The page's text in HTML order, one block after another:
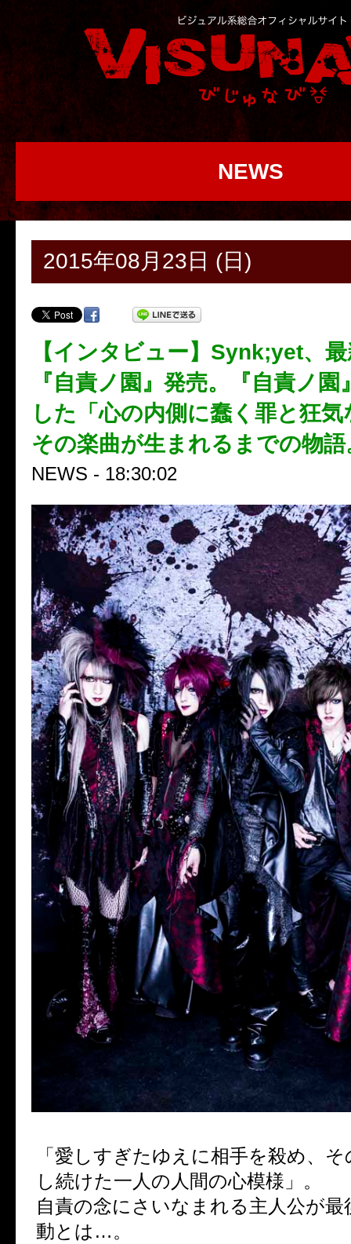
NEWS
2015年08月23日 (日)
【インタビュー】Synk;yet、
『自責ノ園』発売。『自責ノ園
した「心の内側に蠢く罪と狂
その楽曲が生まれるまでの物語
NEWS - 18:30:02
「愛しすぎたゆえに相手を殺め、
し続けた一人の人間の心模様」。
自責の念にさいなまれる主人公が最
動とは…。